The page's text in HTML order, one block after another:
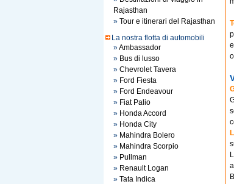
Rajasthan
» Tour e itinerari del Rajasthan
La nostra flotta di automobili
»Ambassador
» Bus di lusso
» Chevrolet Tavera
» Ford Fiesta
» Ford Endeavour
» Fiat Palio
» Honda Accord
» Honda City
» Mahindra Bolero
» Mahindra Scorpio
» Pullman
» Renault Logan
» Tata Indica